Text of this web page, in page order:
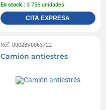
En stock : 3 756 unidades
CITA EXPRESA
Réf. 00028V0063722
Camión antiestrés